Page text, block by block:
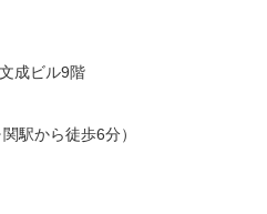
成ビル9階
駅から徒歩6分）